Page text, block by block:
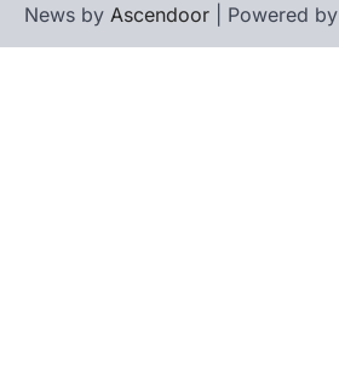
News by Ascendoor | Powered by